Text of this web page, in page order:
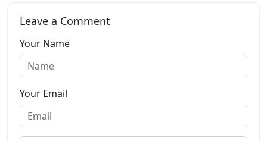
Leave a Comment
Your Name
Your Email